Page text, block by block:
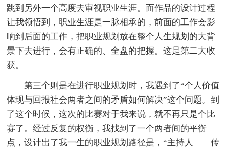
跳到另外一个高度去审视职业生涯。而作品的设计过程
让我领悟到，职业生涯是一脉相承的，前面的工作会影
响到后面的工作，把职业规划放在整个人生规划的大背
景下去进行，会有正确的、全盘的把握。这是第二大收
获。
第三个则是在进行职业规划时，我遇到了“个人价值
体现与回报社会两者之间的矛盾如何解决”这个问题。到
了这个时候，这次的比赛对于我来说，就不再只是个比
赛了。经过反复的权衡，我找到了一个两者间的平衡
点，设计出了我一生的职业规划路径是，“主持人——传